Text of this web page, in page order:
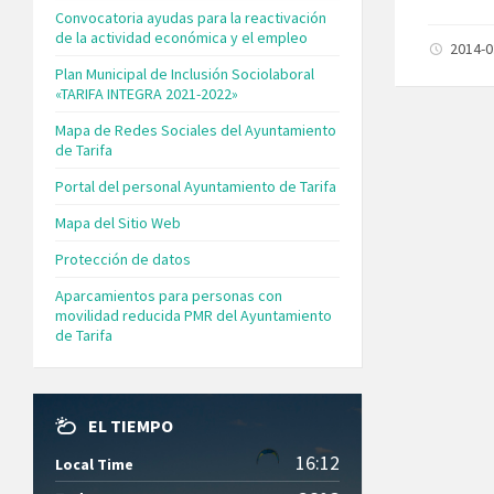
2014-
Convocatoria ayudas para la reactivación
de la actividad económica y el empleo
Plan Municipal de Inclusión Sociolaboral
«TARIFA INTEGRA 2021-2022»
Mapa de Redes Sociales del Ayuntamiento
de Tarifa
Portal del personal Ayuntamiento de Tarifa
Mapa del Sitio Web
Protección de datos
Aparcamientos para personas con
movilidad reducida PMR del Ayuntamiento
de Tarifa
EL TIEMPO
Local Time 16:12